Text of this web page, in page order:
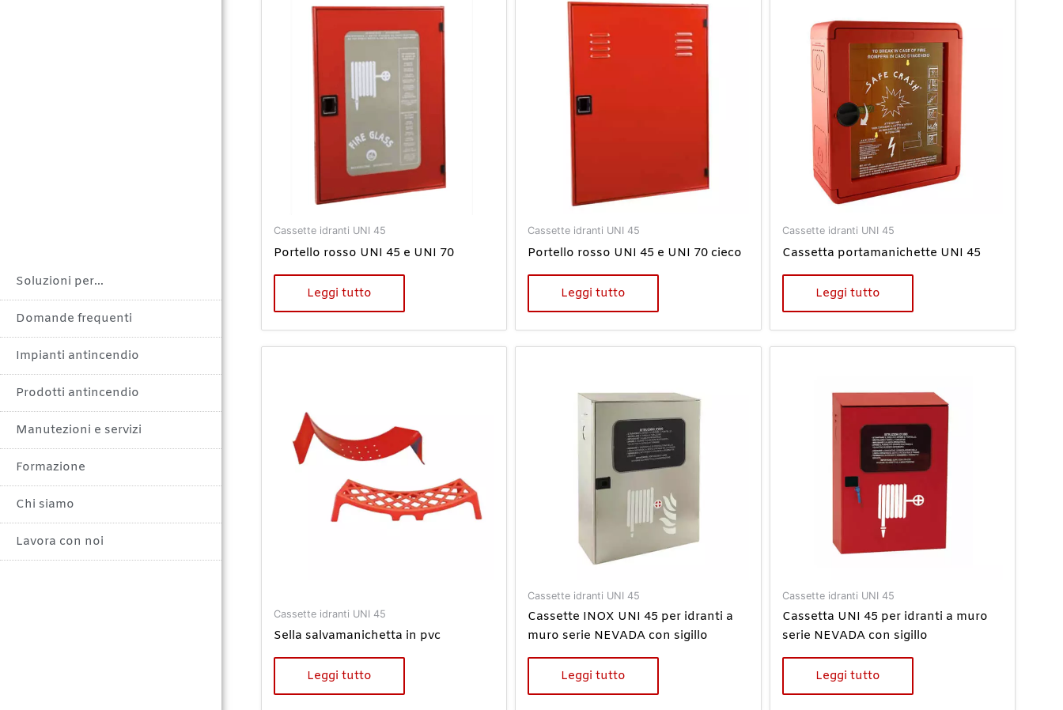
Soluzioni per…
Domande frequenti
Impianti antincendio
Prodotti antincendio
Manutezioni e servizi
Formazione
Chi siamo
Lavora con noi
Cassette idranti UNI 45
Portello rosso UNI 45 e UNI 70
Leggi tutto
Cassette idranti UNI 45
Portello rosso UNI 45 e UNI 70 cieco
Leggi tutto
Cassette idranti UNI 45
Cassetta portamanichette UNI 45
Leggi tutto
Cassette idranti UNI 45
Sella salvamanichetta in pvc
Leggi tutto
Cassette idranti UNI 45
Cassette INOX UNI 45 per idranti a
muro serie NEVADA con sigillo
Leggi tutto
Cassette idranti UNI 45
Cassetta UNI 45 per idranti a muro
serie NEVADA con sigillo
Leggi tutto